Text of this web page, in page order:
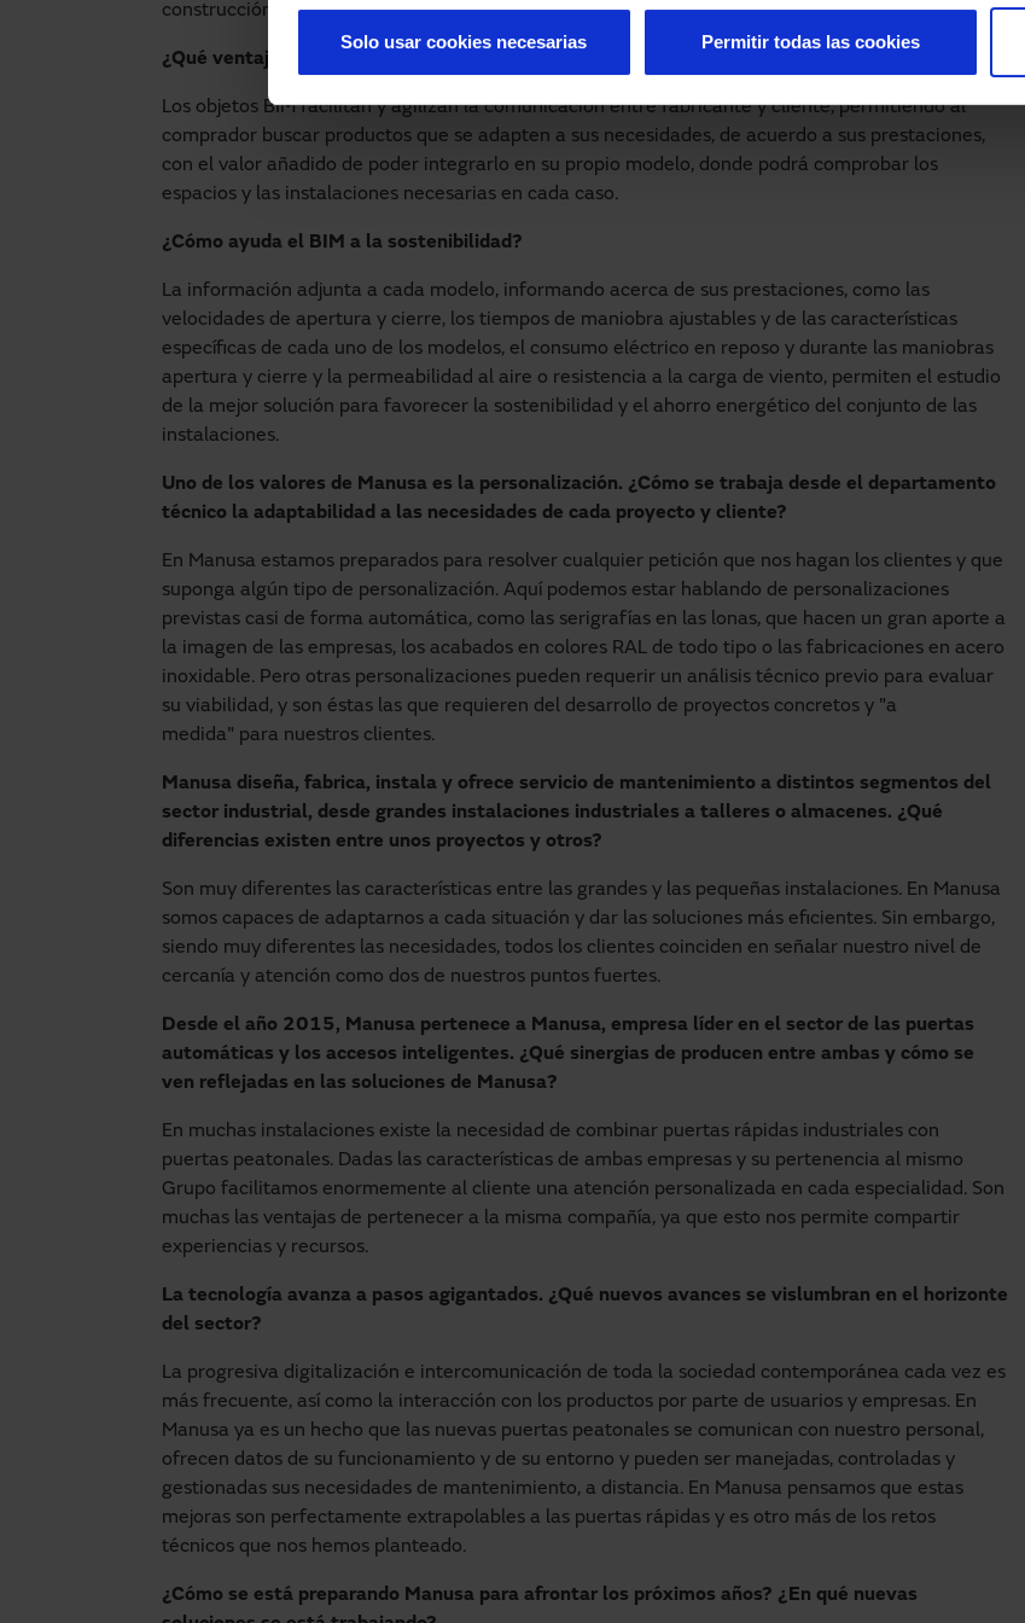
Solo usar cookies necesarias Permitir todas las cookies
construcción, dimensiones mínimas y máximas del producto y prestaciones de éste.
¿Qué ventajas tiene el BIM a la hora de trabajar con los clientes?
Los objetos BIM facilitan y agilizan la comunicación entre fabricante y cliente, permitiendo al
comprador buscar productos que se adapten a sus necesidades, de acuerdo a sus prestaciones,
con el valor añadido de poder integrarlo en su propio modelo, donde podrá comprobar los
espacios y las instalaciones necesarias en cada caso.
¿Cómo ayuda el BIM a la sostenibilidad?
La información adjunta a cada modelo, informando acerca de sus prestaciones, como las
velocidades de apertura y cierre, los tiempos de maniobra ajustables y de las características
específicas de cada uno de los modelos, el consumo eléctrico en reposo y durante las maniobras
apertura y cierre y la permeabilidad al aire o resistencia a la carga de viento, permiten el estudio
de la mejor solución para favorecer la sostenibilidad y el ahorro energético del conjunto de las
instalaciones.
Uno de los valores de Manusa es la personalización. ¿Cómo se trabaja desde el departamento
técnico la adaptabilidad a las necesidades de cada proyecto y cliente?
En Manusa estamos preparados para resolver cualquier petición que nos hagan los clientes y que
suponga algún tipo de personalización. Aquí podemos estar hablando de personalizaciones
previstas casi de forma automática, como las serigrafías en las lonas, que hacen un gran aporte a
la imagen de las empresas, los acabados en colores RAL de todo tipo o las fabricaciones en acero
inoxidable. Pero otras personalizaciones pueden requerir un análisis técnico previo para evaluar
su viabilidad, y son éstas las que requieren del desarrollo de proyectos concretos y "a
medida" para nuestros clientes.
Manusa diseña, fabrica, instala y ofrece servicio de mantenimiento a distintos segmentos del
sector industrial, desde grandes instalaciones industriales a talleres o almacenes. ¿Qué
diferencias existen entre unos proyectos y otros?
Son muy diferentes las características entre las grandes y las pequeñas instalaciones. En Manusa
somos capaces de adaptarnos a cada situación y dar las soluciones más eficientes. Sin embargo,
siendo muy diferentes las necesidades, todos los clientes coinciden en señalar nuestro nivel de
cercanía y atención como dos de nuestros puntos fuertes.
Desde el año 2015, Manusa pertenece a Manusa, empresa líder en el sector de las puertas
automáticas y los accesos inteligentes. ¿Qué sinergias de producen entre ambas y cómo se
ven reflejadas en las soluciones de Manusa?
En muchas instalaciones existe la necesidad de combinar puertas rápidas industriales con
puertas peatonales. Dadas las características de ambas empresas y su pertenencia al mismo
Grupo facilitamos enormemente al cliente una atención personalizada en cada especialidad. Son
muchas las ventajas de pertenecer a la misma compañía, ya que esto nos permite compartir
experiencias y recursos.
La tecnología avanza a pasos agigantados. ¿Qué nuevos avances se vislumbran en el horizonte
del sector?
La progresiva digitalización e intercomunicación de toda la sociedad contemporánea cada vez es
más frecuente, así como la interacción con los productos por parte de usuarios y empresas. En
Manusa ya es un hecho que las nuevas puertas peatonales se comunican con nuestro personal,
ofrecen datos de su funcionamiento y de su entorno y pueden ser manejadas, controladas y
gestionadas sus necesidades de mantenimiento, a distancia. En Manusa pensamos que estas
mejoras son perfectamente extrapolables a las puertas rápidas y es otro más de los retos
técnicos que nos hemos planteado.
¿Cómo se está preparando Manusa para afrontar los próximos años? ¿En qué nuevas